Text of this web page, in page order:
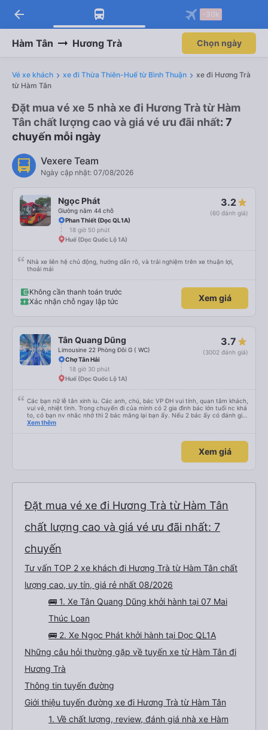
arrow_back -30k
Hàm Tân Hương Trà Chọn ngày
Vé xe khách xe đi Thừa Thiên-Huế từ Bình Thuận
xe đi Hương Trà
từ Hàm Tân
Đặt mua vé xe 5 nhà xe đi Hương Trà từ Hàm
Tân chất lượng cao và giá vé ưu đãi nhất: 7
chuyến mỗi ngày
Vexere Team
Ngày cập nhật: 07/08/2026
Ngọc Phát
Giường nằm 44 chỗ
3.2
(60 đánh giá)
Phan Thiết (Dọc QL1A)
18 giờ 50 phút
Huế (Dọc Quốc Lộ 1A)
Nhà xe liên hệ chủ động, hướng dẫn rõ, và trải nghiệm trên xe thuận lợi,
thoải mái
Không cần thanh toán trước
Xác nhận chỗ ngay lập tức
Xem giá
Tân Quang Dũng
Limousine 22 Phòng Đôi G ( WC)
3.7
(3002 đánh giá)
Chợ Tân Hải
18 giờ 30 phút
Huế (Dọc Quốc Lộ 1A)
Các bạn nữ lễ tân xinh iu. Các anh, chú, bác VP ĐH vui tính, quan tâm khách,
vui vẻ, nhiệt tình. Trong chuyến đi của mình có 2 gia đình bác lớn tuổi nc khá
to, có bạn nv nhắc nhở thì 2 bác mắng lại bạn ấy. Nếu 2 bác ấy có đánh giá
xấu thì mình ngược lại nha. Bạn ấy nhắc nhở rất đúng. 2 bác nói rất to. To
bạn ấy nha. Nếu bạn ấy bị trừ thì bảo bạn ấy liên hệ sđt của mình, mình hỗ
trợ ạ. Số mình đuôi 666, chuyến ĐH-NT ngày 16/1. À các bạn nữ lễ tân xinh
iu còn đổi cho mình phòng đơn sang đôi xong còn note là (một mình) yêu
Xem thêm
Xem giá
Đặt mua vé xe đi Hương Trà từ Hàm Tân
chất lượng cao và giá vé ưu đãi nhất: 7
chuyến
Tư vấn TOP 2 xe khách đi Hương Trà từ Hàm Tân chất
lượng cao, uy tín, giá rẻ nhất 08/2026
🚌 1. Xe Tân Quang Dũng khởi hành tại 07 Mai
Thúc Loan
🚌 2. Xe Ngọc Phát khởi hành tại Dọc QL1A
Những câu hỏi thường gặp về tuyến xe từ Hàm Tân đi
Hương Trà
Thông tin tuyến đường
Giới thiệu tuyến đường xe đi Hương Trà từ Hàm Tân
1. Về chất lượng, review, đánh giá nhà xe Hàm